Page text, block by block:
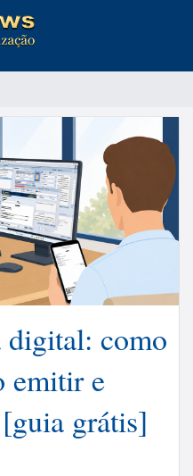
digital: como
emitir e
grátis]